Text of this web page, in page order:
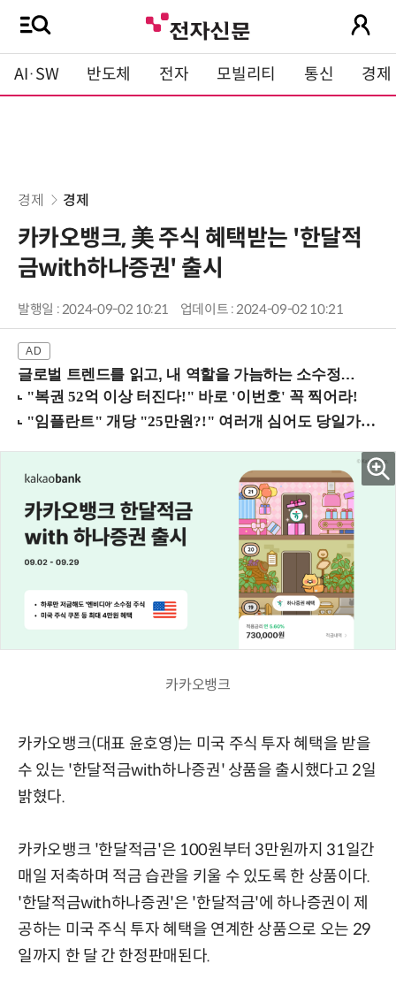
AI·SW 반도체 전자 모빌리티 통신 경제
경제 경제
카카오뱅크, 美 주식 혜택받는 '한달적
금with하나증권' 출시
발행일 : 2024-09-02 10:21 업데이트 : 2024-09-02 10:21
글로벌 트렌드를 읽고, 내 역할을 가늠하는 소수정예 실습 워크숍 (8/28 신논현역)
카카오뱅크
카카오뱅크(대표 윤호영)는 미국 주식 투자 혜택을 받을
수 있는 '한달적금with하나증권' 상품을 출시했다고 2일
밝혔다.
카카오뱅크 '한달적금'은 100원부터 3만원까지 31일간
매일 저축하며 적금 습관을 키울 수 있도록 한 상품이다.
'한달적금with하나증권'은 '한달적금'에 하나증권이 제
공하는 미국 주식 투자 혜택을 연계한 상품으로 오는 29
일까지 한 달 간 한정판매된다.